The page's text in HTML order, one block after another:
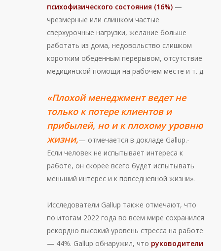
психофизического состояния (16%) —
чрезмерные или слишком частые
сверхурочные нагрузки, желание больше
работать из дома, недовольство слишком
коротким обеденным перерывом, отсутствие
медицинской помощи на рабочем месте и т. д.
«Плохой менеджмент ведет не
только к потере клиентов и
прибылей, но и к плохому уровню
жизни,— отмечается в докладе Gallup.-
Если человек не испытывает интереса к
работе, он скорее всего будет испытывать
меньший интерес и к повседневной жизни».
Исследователи Gallup также отмечают, что
по итогам 2022 года во всем мире сохранился
рекордно высокий уровень стресса на работе
— 44%. Gallup обнаружил, что руководители